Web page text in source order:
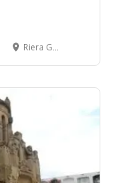
Riera Gavarra, s/n - Pla de les Fonts - CANET DE MAR